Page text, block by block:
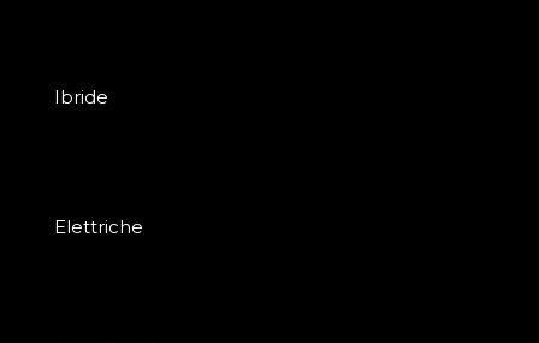
Ibride
Elettriche